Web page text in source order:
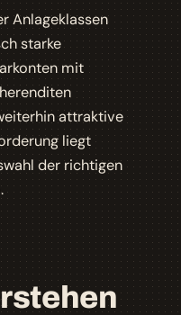
Anlageklassen
starke
mit
attraktive
liegt
der richtigen